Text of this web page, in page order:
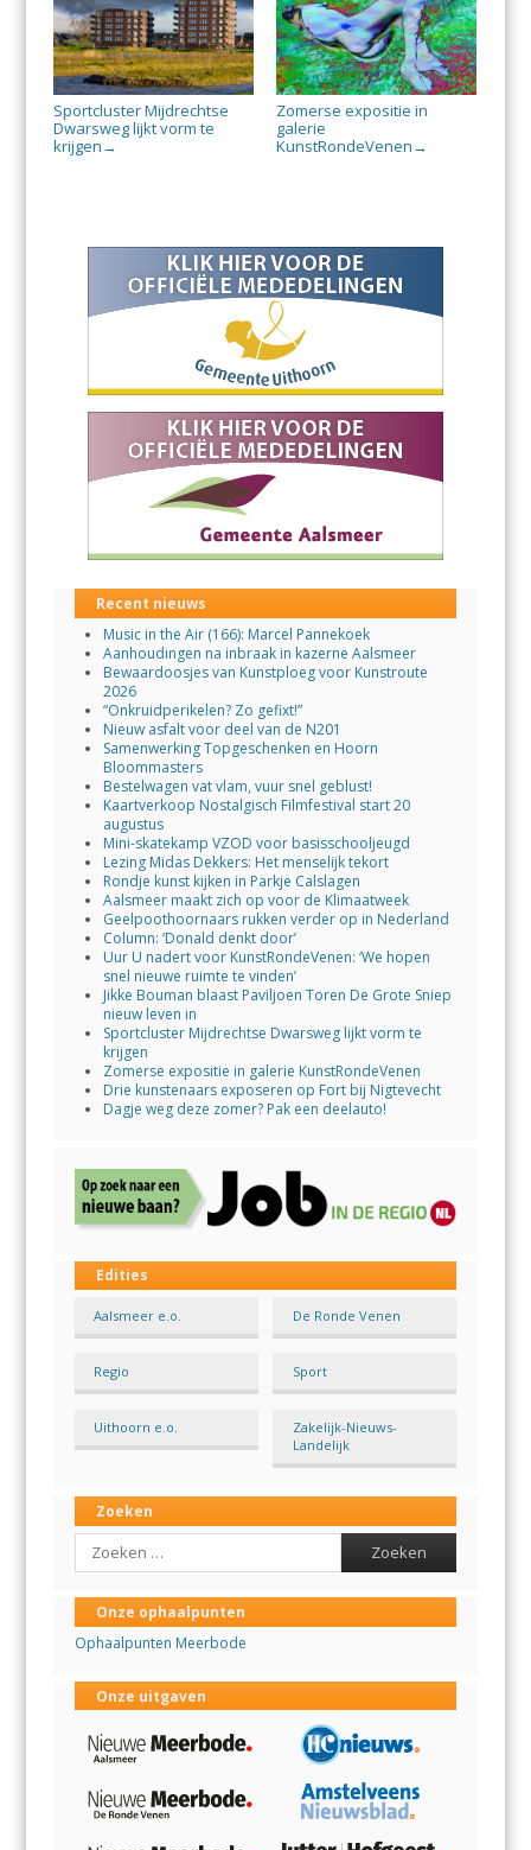
Sportcluster Mijdrechtse
Dwarsweg lijkt vorm te
krijgen →
Zomerse expositie in
galerie
KunstRondeVenen →
Recent nieuws
Music in the Air (166): Marcel Pannekoek
Aanhoudingen na inbraak in kazerne Aalsmeer
Bewaardoosjes van Kunstploeg voor Kunstroute
2026
“Onkruidperikelen? Zo gefixt!”
Nieuw asfalt voor deel van de N201
Samenwerking Topgeschenken en Hoorn
Bloommasters
Bestelwagen vat vlam, vuur snel geblust!
Kaartverkoop Nostalgisch Filmfestival start 20
augustus
Mini-skatekamp VZOD voor basisschooljeugd
Lezing Midas Dekkers: Het menselijk tekort
Rondje kunst kijken in Parkje Calslagen
Aalsmeer maakt zich op voor de Klimaatweek
Geelpoothoornaars rukken verder op in Nederland
Column: ‘Donald denkt door’
Uur U nadert voor KunstRondeVenen: ‘We hopen
snel nieuwe ruimte te vinden’
Jikke Bouman blaast Paviljoen Toren De Grote Sniep
nieuw leven in
Sportcluster Mijdrechtse Dwarsweg lijkt vorm te
krijgen
Zomerse expositie in galerie KunstRondeVenen
Drie kunstenaars exposeren op Fort bij Nigtevecht
Dagje weg deze zomer? Pak een deelauto!
Edities
Aalsmeer e.o. De Ronde Venen
Regio Sport
Uithoorn e.o.
Zakelijk-Nieuws-
Landelijk
Zoeken
Search
Onze ophaalpunten
Ophaalpunten Meerbode
Onze uitgaven